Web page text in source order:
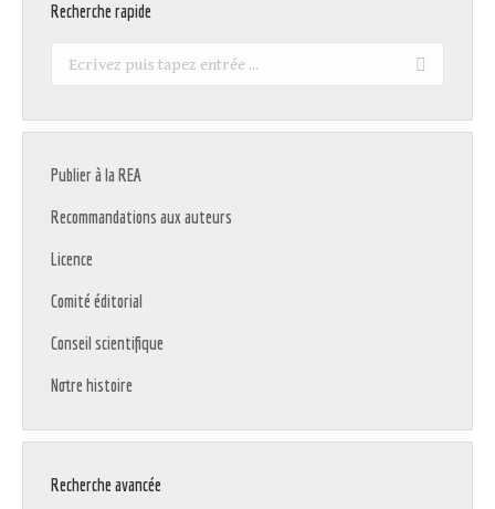
Recherche rapide
Recherche
Publier à la REA
Recommandations aux auteurs
Licence
Comité éditorial
Conseil scientifique
Notre histoire
Recherche avancée